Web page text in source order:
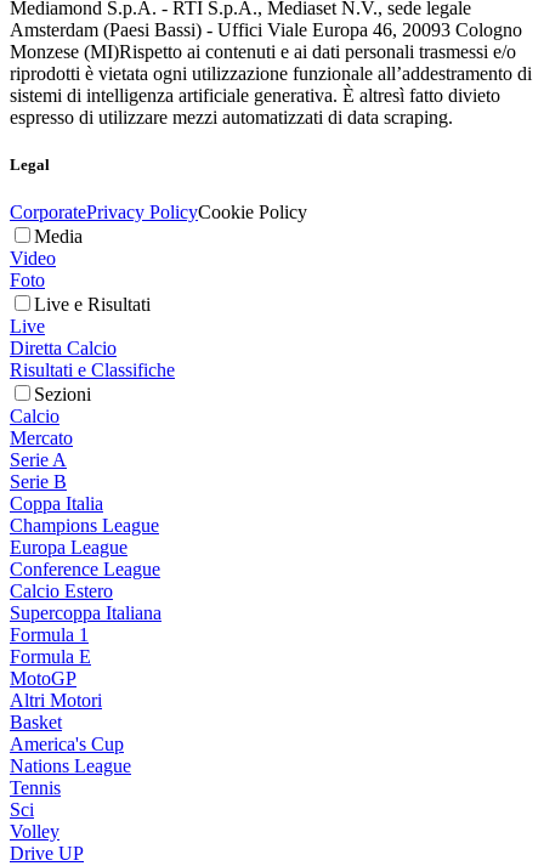
Mediamond S.p.A. - RTI S.p.A., Mediaset N.V., sede legale
Amsterdam (Paesi Bassi) - Uffici Viale Europa 46, 20093 Cologno
Monzese (MI)Rispetto ai contenuti e ai dati personali trasmessi e/o
riprodotti è vietata ogni utilizzazione funzionale all’addestramento di
sistemi di intelligenza artificiale generativa. È altresì fatto divieto
espresso di utilizzare mezzi automatizzati di data scraping.
Legal
CorporatePrivacy PolicyCookie Policy
Media
Video
Foto
Live e Risultati
Live
Diretta Calcio
Risultati e Classifiche
Sezioni
Calcio
Mercato
Serie A
Serie B
Coppa Italia
Champions League
Europa League
Conference League
Calcio Estero
Supercoppa Italiana
Formula 1
Formula E
MotoGP
Altri Motori
Basket
America's Cup
Nations League
Tennis
Sci
Volley
Drive UP